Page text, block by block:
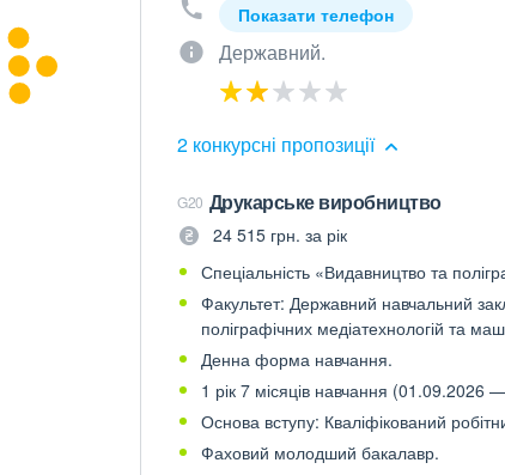
Показати телефон
Державний.
2 конкурсні пропозиції
G20 Друкарське виробництво
24 515 грн. за рік
Спеціальність «Видавництво та
Факультет: Державний навчальний
поліграфічних медіатехнологій та
Денна форма навчання.
1 рік 7 місяців навчання (01.09.2026
Основа вступу: Кваліфікований
Фаховий молодший бакалавр.